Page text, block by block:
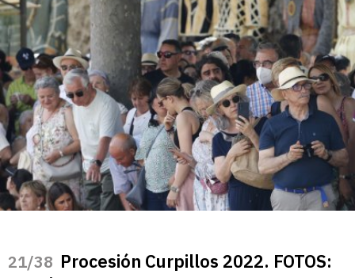
/38 Procesión Curpillos 2022. FOTOS: